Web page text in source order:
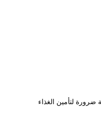
ضرورة لتأمين الغذاء